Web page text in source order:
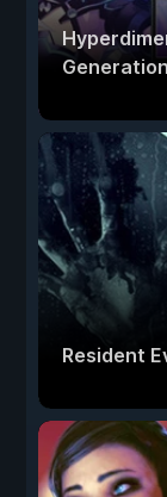
Generation
Resident